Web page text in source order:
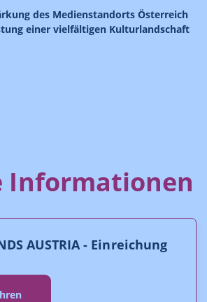
des Medienstandorts Österreich
einer vielfältigen Kulturlandschaft
Informationen
AUSTRIA - Einreichung